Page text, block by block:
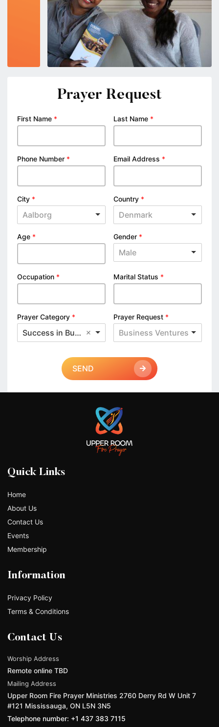
Prayer Request
First Name * Last Name *
Phone Number * Email Address *
City *
Aalborg
Country *
Denmark
Age * Gender *
Male
Occupation * Marital Status *
Prayer Category *
Success in Business
Prayer Request *
Business Ventures
SEND
Quick Links
Home
About Us
Contact Us
Events
Membership
Information
Privacy Policy
Terms & Conditions
Contact Us
Worship Address
Remote online TBD
Mailing Address
Upper Room Fire Prayer Ministries 2760 Derry Rd W Unit 7
#121 Mississauga, ON L5N 3N5
Telephone number: +1 437 383 7115